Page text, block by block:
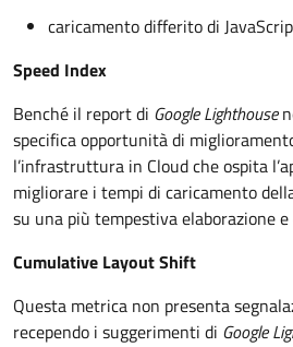
caricamento differito di
Speed Index
Benché il report di Google Lighthouse
specifica opportunità di
l’infrastruttura in Cloud che ospita
migliorare i tempi di caricamento
su una più tempestiva elaborazione
Cumulative Layout Shift
Questa metrica non presenta
recependo i suggerimenti di Google